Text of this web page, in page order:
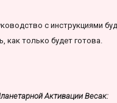
с инструкциями
как только будет готова.
Активации Весак: